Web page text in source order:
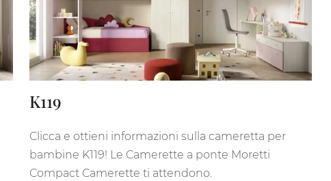
K119
Clicca e ottieni informazioni sulla cameretta per
bambine K119! Le Camerette a ponte Moretti
Compact Camerette ti attendono.